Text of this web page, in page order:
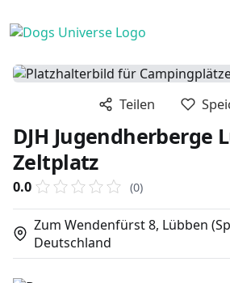
Teilen
DJH Jugendherberge
Zeltplatz
0.0 (0)
Zum Wendenfürst 8, Lübben
Deutschland